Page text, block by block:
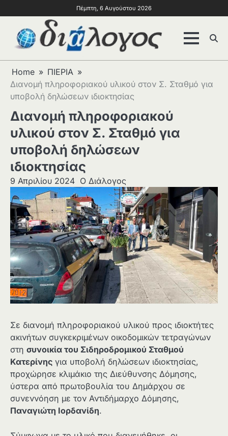
Πέμπτη, 6 Αυγούστου 2026
Home
ΠΙΕΡΙΑ
Διανομή πληροφοριακού υλικού στον Σ. Σταθμό για
υποβολή δηλώσεων ιδιοκτησίας
Διανομή πληροφοριακού
υλικού στον Σ. Σταθμό για
υποβολή δηλώσεων
ιδιοκτησίας
9 Απριλίου 2024 Ο Διάλογος
Σε διανομή πληροφοριακού υλικού προς ιδιοκτήτες
ακινήτων συγκεκριμένων οικοδομικών τετραγώνων
στη συνοικία του Σιδηροδρομικού Σταθμού
Κατερίνης για υποβολή δηλώσεων ιδιοκτησίας,
προχώρησε κλιμάκιο της Διεύθυνσης Δόμησης,
ύστερα από πρωτοβουλία του Δημάρχου σε
συνεννόηση με τον Αντιδήμαρχο Δόμησης,
Παναγιώτη Ιορδανίδη.